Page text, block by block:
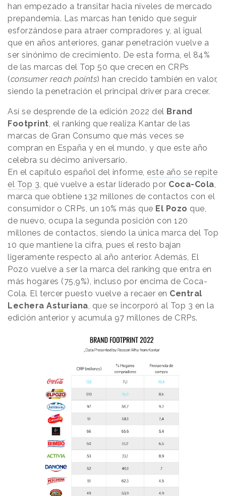
han empezado a transitar hacia niveles de mercado
prepandemia. Las marcas han tenido que seguir
esforzándose para atraer compradores y, al igual
que en años anteriores, ganar penetración vuelve a
ser sinónimo de crecimiento. De esta forma, el 84%
de las marcas del Top 50 que crecen en CRPs
(consumer reach points) han crecido también en valor,
siendo la penetración el principal driver para crecer.
Así se desprende de la edición 2022 del Brand
Footprint, el ranking que realiza Kantar de las
marcas de Gran Consumo que más veces se
compran en España y en el mundo, y que este año
celebra su décimo aniversario.
En el capítulo español del informe, este año se repite
el Top 3, que vuelve a estar liderado por Coca-Cola,
marca que obtiene 132 millones de contactos con el
consumidor o CRPs, un 10% más que El Pozo que,
de nuevo, ocupa la segunda posición con 120
millones de contactos, siendo la única marca del Top
10 que mantiene la cifra, pues el resto bajan
ligeramente respecto al año anterior. Además, El
Pozo vuelve a ser la marca del ranking que entra en
más hogares (75,9%), incluso por encima de Coca-
Cola. El tercer puesto vuelve a recaer en Central
Lechera Asturiana, que se incorporó al Top 3 en la
edición anterior y acumula 97 millones de CRPs.